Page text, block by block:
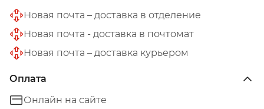
Новая почта – доставка в отделение
Новая почта - доставка в почтомат
Новая почта – доставка курьером
Оплата
Онлайн на сайте